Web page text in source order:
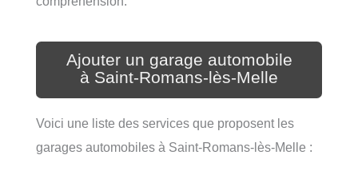
Ajouter un garage automobile
à Saint-Romans-lès-Melle
Voici une liste des services que proposent les
garages automobiles à Saint-Romans-lès-Melle :